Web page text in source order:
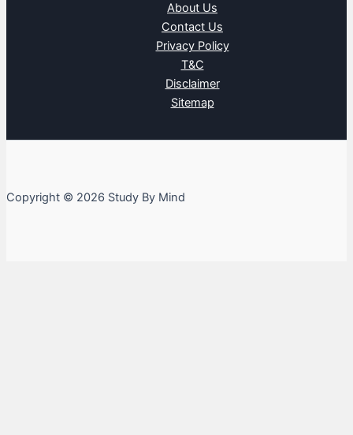
About Us
Contact Us
Privacy Policy
T&C
Disclaimer
Sitemap
Copyright © 2026 Study By Mind